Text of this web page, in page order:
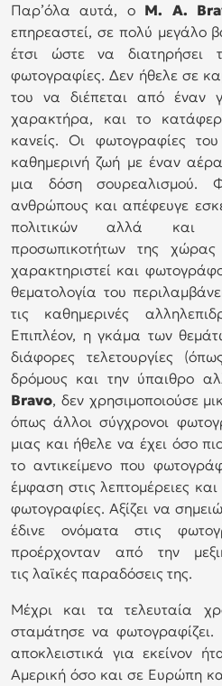
Παρ’όλα αυτά, ο M. A.
επηρεαστεί, σε πολύ μεγάλο
έτσι ώστε να διατηρήσει
φωτογραφίες. Δεν ήθελε σε
του να διέπεται από έναν
χαρακτήρα, και το
κανείς. Οι φωτογραφίες
καθημερινή ζωή με έναν
μια δόση σουρεαλισμού.
ανθρώπους και απέφευγε
πολιτικών αλλά και
προσωπικοτήτων της
χαρακτηριστεί και
θεματολογία του
τις καθημερινές
Επιπλέον, η γκάμα των
διάφορες τελετουργίες
δρόμους και την ύπαιθρο
Bravo, δεν χρησιμοποιούσε
όπως άλλοι σύγχρονοι
μιας και ήθελε να έχει όσο
το αντικείμενο που
έμφαση στις λεπτομέρειες
φωτογραφίες. Αξίζει να
έδινε ονόματα στις
προέρχονταν από την
τις λαϊκές παραδόσεις της.
Μέχρι και τα τελευταία
σταμάτησε να
αποκλειστικά για εκείνον
Αμερική όσο και σε Ευρώπη